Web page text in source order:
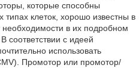
которые способны
типах клеток, хорошо известны в
необходимости в их подробном
соответствии с идеей
использовать
Промотор или промотор/